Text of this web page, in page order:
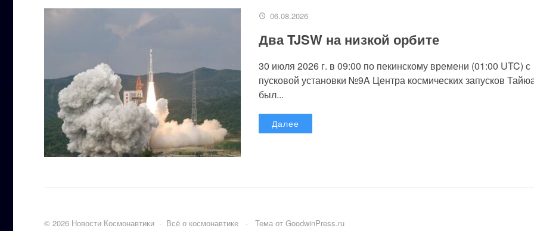
06.08.2026
Два TJSW на низкой орбите
30 июля 2026 г. в 09:00 по пекинскому времени (01:00 UTC) с
пусковой установки №9A Центра космических запусков
был...
Далее
© 2026 Новости Космонавтики · Всё о космонавтике · Тема от GoodwinPress.ru